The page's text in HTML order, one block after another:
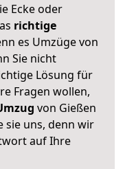
Ecke oder
richtige
es Umzüge von
Sie nicht
Lösung für
Fragen wollen,
von Gießen
sie uns, denn wir
auf Ihre